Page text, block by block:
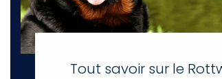
Tout savoir sur le